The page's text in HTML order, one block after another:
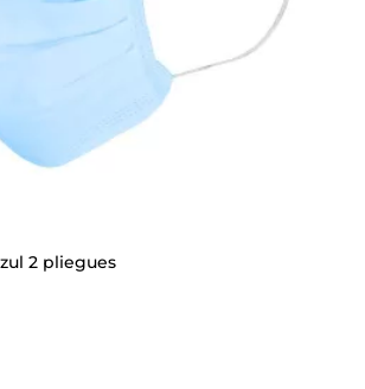
2 pliegues